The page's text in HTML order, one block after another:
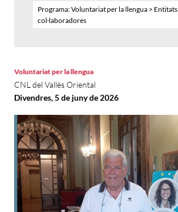
Programa: Voluntariat per la llengua > Entitats
col·laboradores
Voluntariat per la llengua
CNL del Vallès Oriental
Divendres, 5 de juny de 2026